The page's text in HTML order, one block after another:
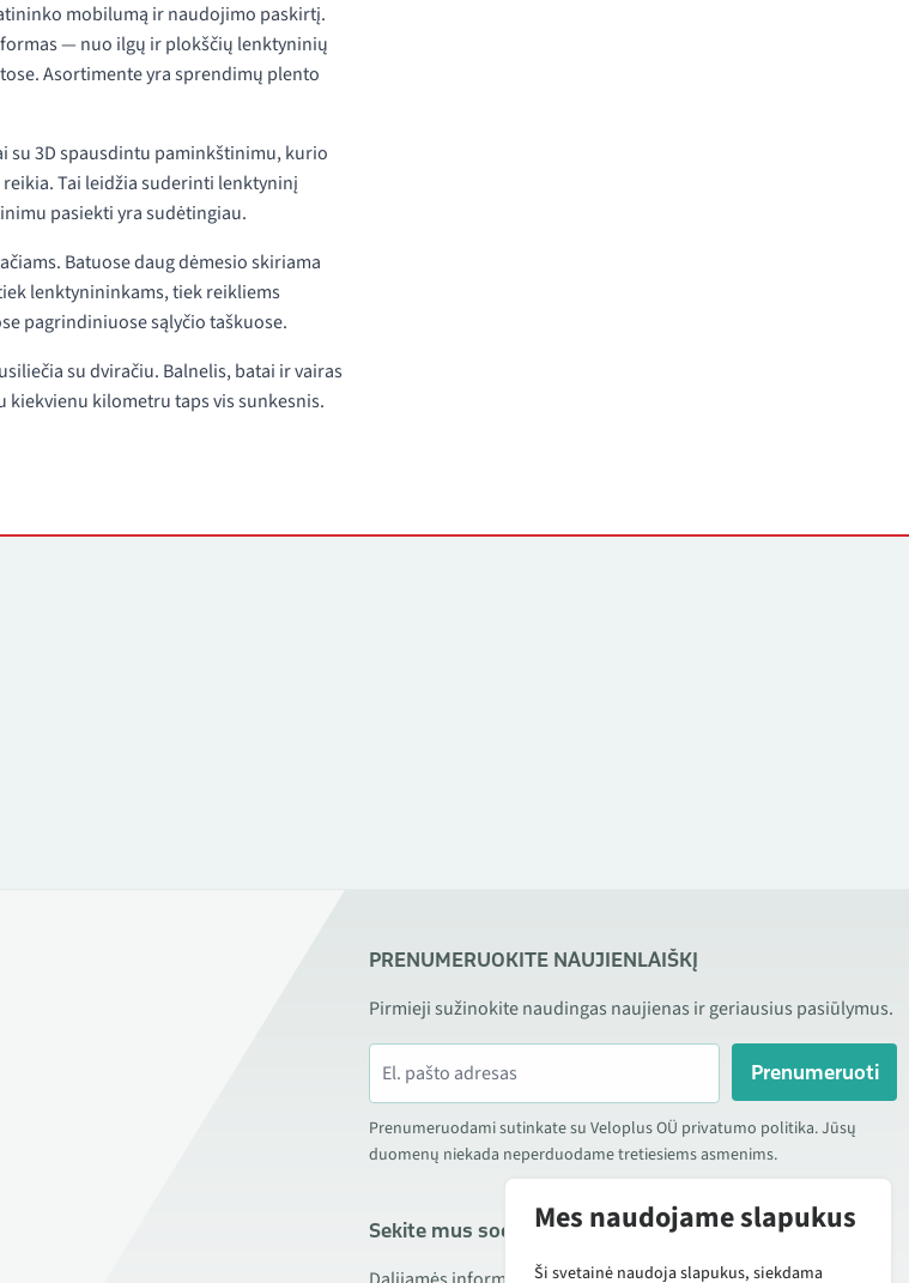
mobilumą ir naudojimo paskirtį.
— nuo ilgų ir plokščių lenktyninių
Asortimente yra sprendimų plento
su 3D spausdintu paminkštinimu, kurio
Tai leidžia suderinti lenktyninį
pasiekti yra sudėtingiau.
Batuose daug dėmesio skiriama
lenktynininkams, tiek reikliems
pagrindiniuose sąlyčio taškuose.
su dviračiu. Balnelis, batai ir vairas
kilometru taps vis sunkesnis.
PRENUMERUOKITE NAUJIENLAIŠKĮ
Pirmieji sužinokite naudingas naujienas ir geriausius pasiūlymus.
Prenumeruoti
Prenumeruodami sutinkate su Veloplus OÜ privatumo politika. Jūsų
duomenų niekada neperduodame tretiesiems asmenims.
Sekite mus socialiniuose tinkluoseMes naudojame slapukus
Ši svetainė naudoja slapukus, siekdama